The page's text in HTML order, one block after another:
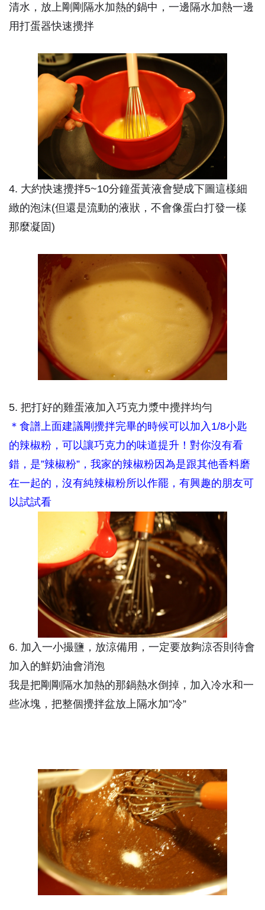
清水，放上剛剛隔水加熱的鍋中，一邊隔水加熱一邊
用打蛋器快速攪拌
4. 大約快速攪拌5~10分鐘蛋黃液會變成下圖這樣細
緻的泡沫(但還是流動的液狀，不會像蛋白打發一樣
那麼凝固)
5. 把打好的雞蛋液加入巧克力漿中攪拌均勻
＊食譜上面建議剛攪拌完畢的時候可以加入1/8小匙
的辣椒粉，可以讓巧克力的味道提升！對你沒有看
錯，是”辣椒粉”，我家的辣椒粉因為是跟其他香料磨
在一起的，沒有純辣椒粉所以作罷，有興趣的朋友可
以試試看
6. 加入一小撮鹽，放涼備用，一定要放夠涼否則待會
加入的鮮奶油會消泡
我是把剛剛隔水加熱的那鍋熱水倒掉，加入冷水和一
些冰塊，把整個攪拌盆放上隔水加”冷”